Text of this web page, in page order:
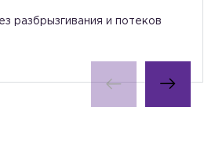
разбрызгивания и потеков